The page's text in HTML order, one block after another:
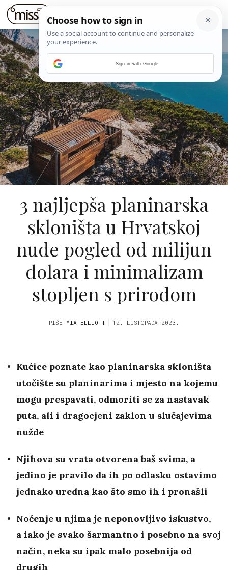
3 najljepša planinarska
skloništa u Hrvatskoj
nude pogled od milijun
dolara i minimalizam
stopljen s prirodom
PIŠE MIA ELLIOTT 12. LISTOPADA 2023.
Kućice poznate kao planinarska skloništa
utočište su planinarima i mjesto na kojemu
mogu prespavati, odmoriti se za nastavak
puta, ali i dragocjeni zaklon u slučajevima
nužde
Njihova su vrata otvorena baš svima, a
jedino je pravilo da ih po odlasku ostavimo
jednako uredna kao što smo ih i pronašli
Noćenje u njima je neponovljivo iskustvo,
a iako je svako šarmantno i posebno na svoj
način, neka su ipak malo posebnija od
drugih
Sign in with Google